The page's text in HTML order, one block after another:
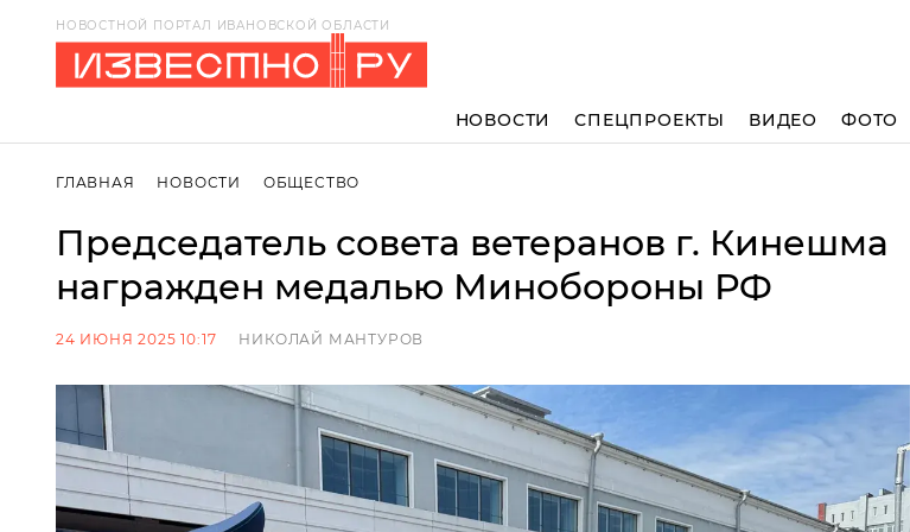
НОВОСТНОЙ ПОРТАЛ ИВАНОВСКОЙ ОБЛАСТИ
НОВОСТИ СПЕЦПРОЕКТЫ ВИДЕО ФОТО
ГЛАВНАЯ НОВОСТИ ОБЩЕСТВО
Председатель совета ветеранов г. Кинешма
награжден медалью Минобороны РФ
24 ИЮНЯ 2025 10:17 НИКОЛАЙ МАНТУРОВ